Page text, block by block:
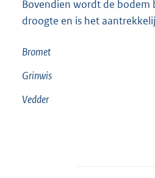
Bovendien wordt de bodem
droogte en is het
Bromet
Grinwis
Vedder